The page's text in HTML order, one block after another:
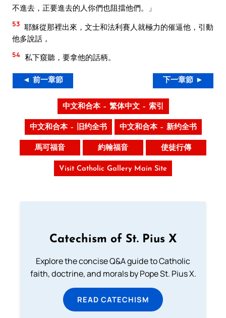
不進去，正要進去的人你們也阻擋他們。」
53 耶穌從那裡出來，文士和法利賽人就極力的催逼他，引動
他多說話，
54 私下窺聽，要拿他的話柄。
◄ 前一章節 下一章節 ►
中文和合本 – 繁体中文 – 索引
中文和合本 – 旧约全书 中文和合本 – 新约全书
馬可福音 約翰福音 使徒行傳
Visit Catholic Gallery Main Site
Catechism of St. Pius X
Explore the concise Q&A guide to Catholic
faith, doctrine, and morals by Pope St. Pius X.
READ CATECHISM